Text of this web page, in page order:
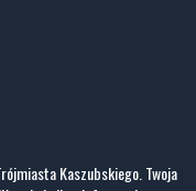
Kaszubskiego. Twoja
okolicy. Informacje
Redy, Rumi i okolic.
Małego Trójmiasta